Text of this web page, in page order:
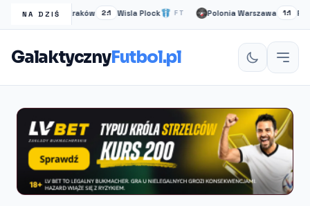
NA DZIŚ
Wisła Kraków 2:1 Wisla Plock FT Polonia Warszawa 1:1 Ruch
GalaktycznyFutbol.pl